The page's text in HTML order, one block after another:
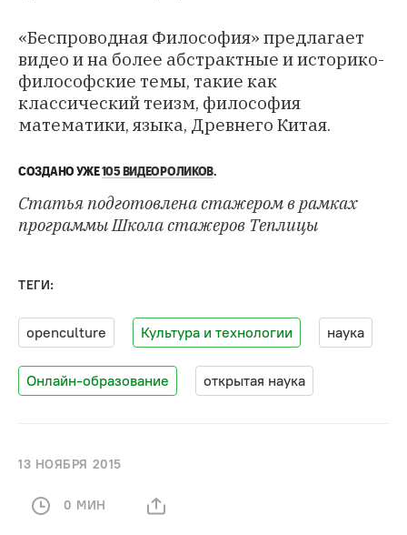
«Беспроводная Философия» предлагает
видео и на более абстрактные и историко-
философские темы, такие как
классический теизм, философия
математики, языка, Древнего Китая.
СОЗДАНО УЖЕ105 ВИДЕОРОЛИКОВ.
Статья подготовлена стажером в рамках
программы Школа стажеров Теплицы
ТЕГИ:
openculture Культура и технологии наука
Онлайн-образование открытая наука
13 НОЯБРЯ 2015
0 МИН